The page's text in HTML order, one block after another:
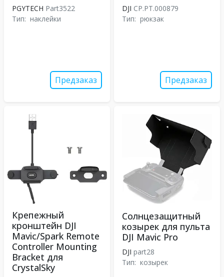
PGYTECH Part3522
Тип: наклейки
Предзаказ
DJI CP.PT.000879
Тип: рюкзак
Предзаказ
Крепежный
кронштейн DJI
Mavic/Spark Remote
Controller Mounting
Bracket для
CrystalSky
Солнцезащитный
козырек для пульта
DJI Mavic Pro
DJI part28
Тип: козырек